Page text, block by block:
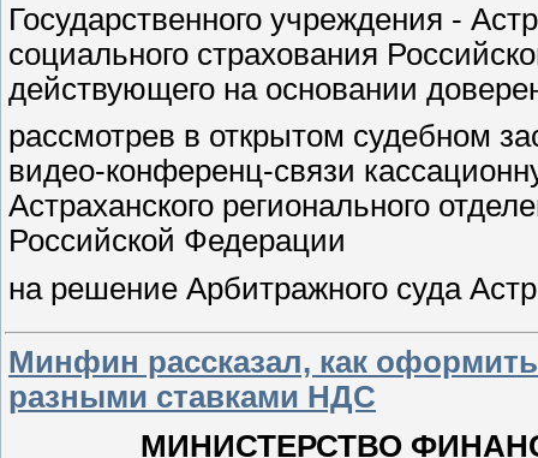
Государственного учреждения -
социального страхования
действующего на основании
рассмотрев в открытом судебном
видео-конференц-связи
Астраханского регионального
Российской Федерации
на решение Арбитражного суда
Минфин рассказал, как
разными ставками НДС
МИНИСТЕРСТВО